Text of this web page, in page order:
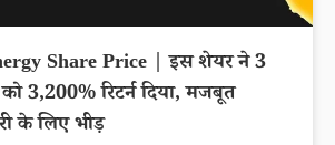
Share Price | इस शेयर ने 3
3,200% रिटर्न दिया, मजबूत
के लिए भीड़